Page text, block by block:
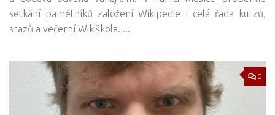
setkání pamětníků založení Wikipedie i celá řada kurzů,
srazů a večerní Wikiškola. ...
0